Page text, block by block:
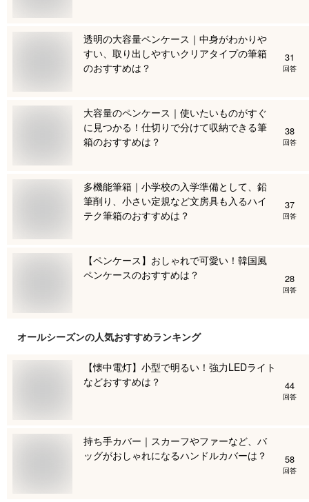
透明の大容量ペンケース｜中身がわかりや
すい、取り出しやすいクリアタイプの筆箱
のおすすめは？
31
回答
大容量のペンケース｜使いたいものがすぐ
に見つかる！仕切りで分けて収納できる筆
箱のおすすめは？
38
回答
多機能筆箱｜小学校の入学準備として、鉛
筆削り、小さい定規など文房具も入るハイ
テク筆箱のおすすめは？
37
回答
【ペンケース】おしゃれで可愛い！韓国風
ペンケースのおすすめは？
28
回答
オールシーズンの人気おすすめランキング
【懐中電灯】小型で明るい！強力LEDライト
などおすすめは？
44
回答
持ち手カバー｜スカーフやファーなど、バ
ッグがおしゃれになるハンドルカバーは？
58
回答